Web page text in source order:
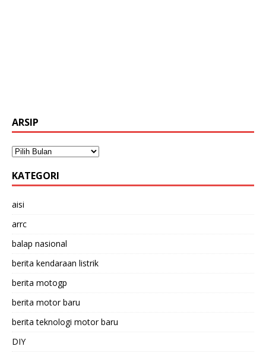
ARSIP
KATEGORI
aisi
arrc
balap nasional
berita kendaraan listrik
berita motogp
berita motor baru
berita teknologi motor baru
DIY